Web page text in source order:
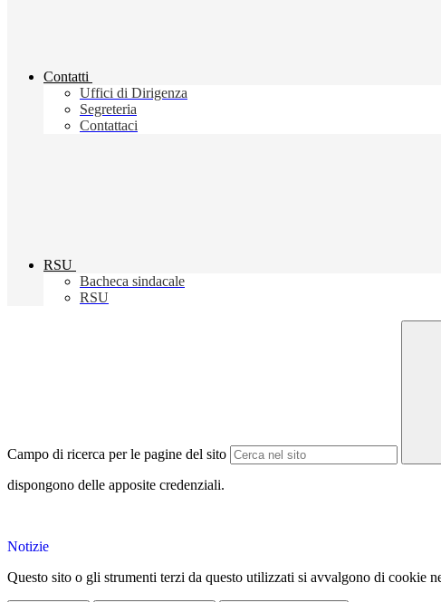
Contatti
Uffici di Dirigenza
Segreteria
Contattaci
RSU
Bacheca sindacale
RSU
Campo di ricerca per le pagine del sito
dispongono delle apposite credenziali.
Notizie
Questo sito o gli strumenti terzi da questo utilizzati si avvalgono di cookie